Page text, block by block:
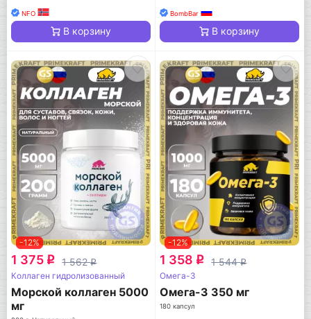
NFO
В корзину
BombBar
В корзину
-12%
1 375 q 1 562q
Коллаген гидролизованный
Морской коллаген 5000
мг
-12%
1 358 q 1 544q
Омега-3
Омега-3 350 мг
180 капсул